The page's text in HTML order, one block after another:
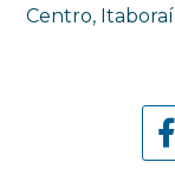
Centro, Itaboraí.